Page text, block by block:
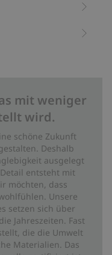
mit weniger
wird.
schöne Zukunft
Deshalb
ausgelegt
entsteht mit
möchten, dass
Unsere
setzen sich über
Jahreszeiten. Fast
die die Umwelt
Materialien. Das